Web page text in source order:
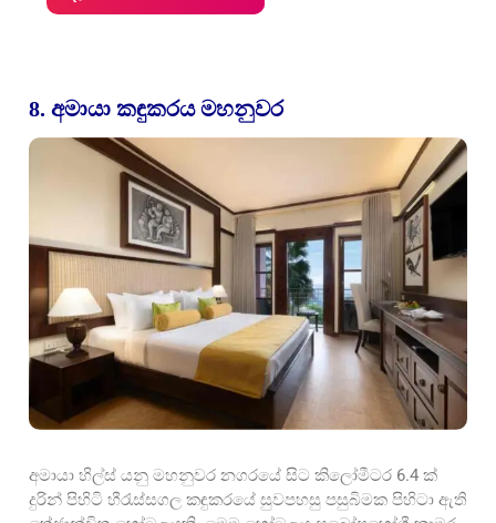
8. අමායා කඳුකරය මහනුවර
අමායා හිල්ස් යනු මහනුවර නගරයේ සිට කිලෝමීටර 6.4 ක්
දුරින් පිහිටි හීරැස්සගල කඳුකරයේ සුවපහසු පසුබිමක පිහිටා ඇති